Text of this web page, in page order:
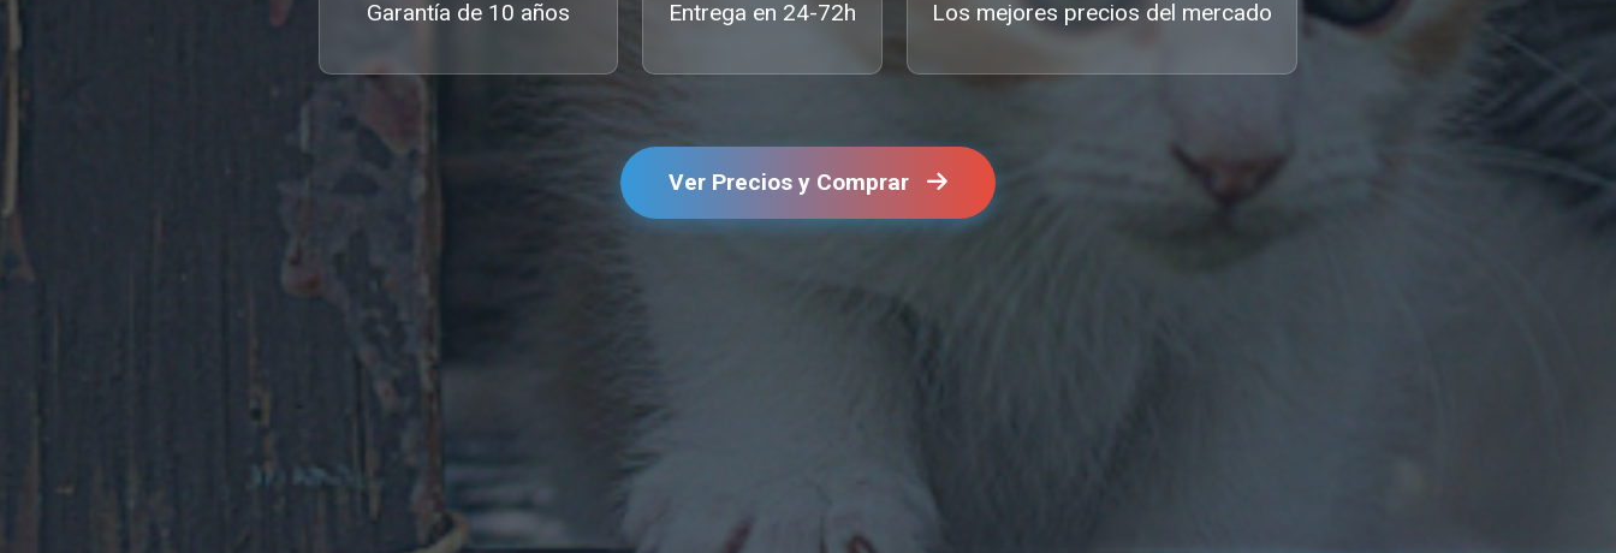
Garantía de 10 años
Entrega en 24-72h
Los mejores precios del mercado
Ver Precios y Comprar